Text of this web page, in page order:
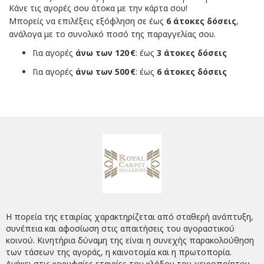
Κάνε τις αγορές σου άτοκα με την κάρτα σου!
Μπορείς να επιλέξεις εξόφληση σε έως 6 άτοκες δόσεις,
ανάλογα με το συνολικό ποσό της παραγγελίας σου.
Για αγορές άνω των 120 €: έως 3 άτοκες δόσεις
Για αγορές άνω των 500 €: έως 6 άτοκες δόσεις
Η πορεία της εταιρίας χαρακτηρίζεται από σταθερή ανάπτυξη,
συνέπεια και αφοσίωση στις απαιτήσεις του αγοραστικού
κοινού. Κινητήρια δύναμη της είναι η συνεχής παρακολούθηση
των τάσεων της αγοράς, η καινοτομία και η πρωτοπορία.